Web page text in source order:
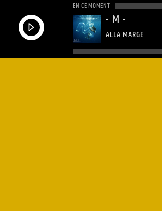
EN CE MOMENT
- M -
ALLA MARGE